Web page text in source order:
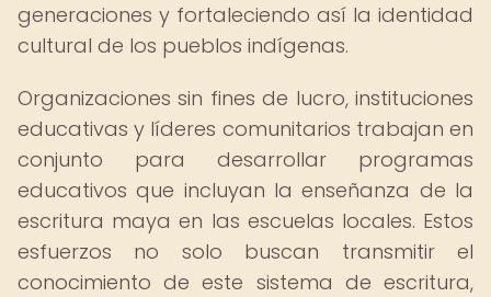
generaciones y fortaleciendo así la identidad
cultural de los pueblos indígenas.
Organizaciones sin fines de lucro, instituciones
educativas y líderes comunitarios trabajan en
conjunto para desarrollar programas
educativos que incluyan la enseñanza de la
escritura maya en las escuelas locales. Estos
esfuerzos no solo buscan transmitir el
conocimiento de este sistema de escritura,